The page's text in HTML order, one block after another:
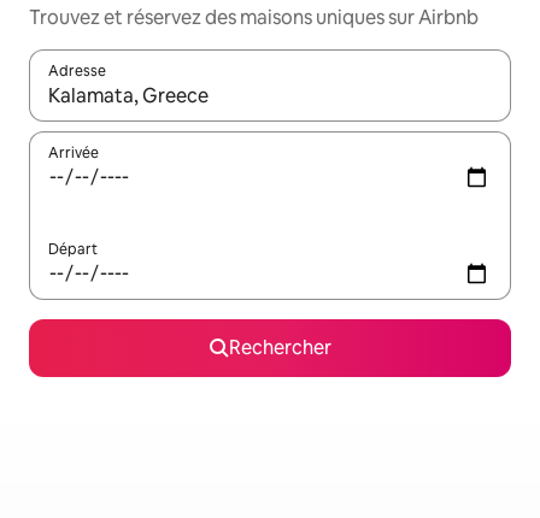
Trouvez et réservez des maisons uniques sur Airbnb
Adresse
Lorsque les résultats s'affichent, utilisez les flèches vers le
Arrivée
Départ
Rechercher